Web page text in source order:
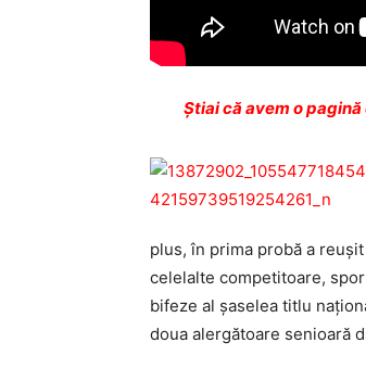
Ştiai că avem o
plus, în prima probă a
celelalte competitoare,
bifeze al şaselea titlu
doua alergătoare senioară